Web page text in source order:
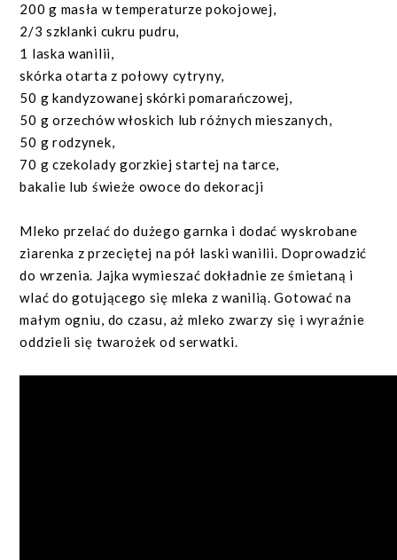
200 g masła w temperaturze pokojowej,
2/3 szklanki cukru pudru,
1 laska wanilii,
skórka otarta z połowy cytryny,
50 g kandyzowanej skórki pomarańczowej,
50 g orzechów włoskich lub różnych mieszanych,
50 g rodzynek,
70 g czekolady gorzkiej startej na tarce,
bakalie lub świeże owoce do dekoracji
Mleko przelać do dużego garnka i dodać wyskrobane
ziarenka z przeciętej na pół laski wanilii. Doprowadzić
do wrzenia. Jajka wymieszać dokładnie ze śmietaną i
wlać do gotującego się mleka z wanilią. Gotować na
małym ogniu, do czasu, aż mleko zwarzy się i wyraźnie
oddzieli się twarożek od serwatki.